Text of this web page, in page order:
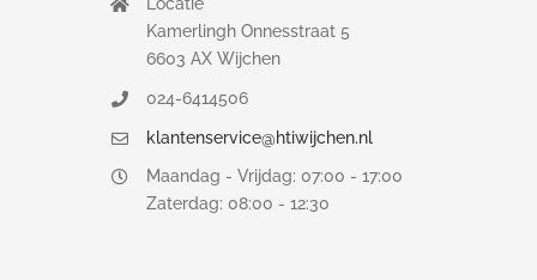
Kamerlingh Onnesstraat 5
6603 AX Wijchen
024-6414506
klantenservice@htiwijchen.nl
Maandag - Vrijdag: 07:00 - 17:00
Zaterdag: 08:00 - 12:30